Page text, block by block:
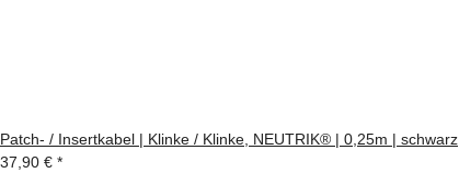
Patch- / Insertkabel | Klinke / Klinke, NEUTRIK® | 0,25m | schwarz
37,90 € *